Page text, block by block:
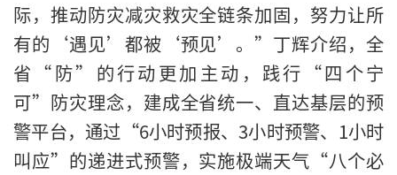
际，推动防灾减灾救灾全链条加固，努力让所
有的‘遇见’都被‘预见’。”丁辉介绍，全
省“防”的行动更加主动，践行“四个宁
可”防灾理念，建成全省统一、直达基层的预
警平台，通过“6小时预报、3小时预警、1小时
叫应”的递进式预警，实施极端天气“八个必